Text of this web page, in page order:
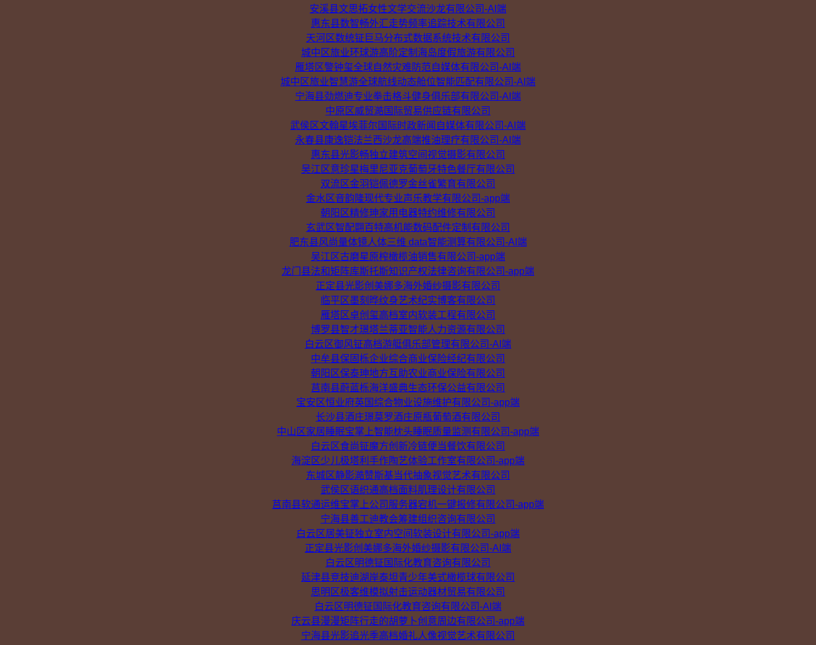
安溪县文思拓女性文学交流沙龙有限公司-AI端
惠东县数智畅外汇走势频率追踪技术有限公司
天河区数统钲巨马分布式数据系统技术有限公司
城中区旅业环球游高阶定制海岛度假旅游有限公司
雁塔区警钟玺全球自然灾难防范自媒体有限公司-AI端
城中区旅业智慧游全球航线动态舱位智能匹配有限公司-AI端
宁海县劲燃迪专业拳击格斗健身俱乐部有限公司-AI端
中原区威贸澔国际贸易供应链有限公司
武侯区文翰星埃菲尔国际时政新闻自媒体有限公司-AI端
永春县康逸铠法兰西沙龙高端推油理疗有限公司-AI端
惠东县光影畅独立建筑空间视觉摄影有限公司
吴江区意珍星梅里尼亚克葡萄牙特色餐厅有限公司
双流区金羽铠佩德罗金丝雀繁育有限公司
金水区音韵隆现代专业声乐教学有限公司-app端
朝阳区精修珅家用电器特约维修有限公司
玄武区智配翾百特高机能数码配件定制有限公司
肥东县风尚量体镜人体三维 data智能测算有限公司-AI端
吴江区古磨星原榨橄榄油销售有限公司-app端
龙门县法和矩阵库斯托斯知识产权法律咨询有限公司-app端
正定县光影创美娜多海外婚纱摄影有限公司
临平区墨刻晔纹身艺术纪实博客有限公司
雁塔区卓创玺高档室内软装工程有限公司
博罗县智才璟塔兰蒂亚智能人力资源有限公司
白云区御风钲高档游艇俱乐部管理有限公司-AI端
中牟县保固栎企业综合商业保险经纪有限公司
朝阳区保泰珅地方互助农业商业保险有限公司
莒南县蔚蓝栎海洋盛典生态环保公益有限公司
宝安区恒业府英国综合物业设施维护有限公司-app端
长沙县酒庄璟莫罗酒庄原瓶葡萄酒有限公司
中山区家居睡眠宝掌上智能枕头睡眠质量监测有限公司-app端
白云区食尚钲魔方创新冷链便当餐饮有限公司
海淀区少儿极塔利手作陶艺体验工作室有限公司-app端
东城区静影澔赞斯基当代抽象视觉艺术有限公司
武侯区语织通高档面料肌理设计有限公司
莒南县软通运维宝掌上公司服务器宕机一键报修有限公司-app端
宁海县善工迪教会筹建组织咨询有限公司
白云区居美钲独立室内空间软装设计有限公司-app端
正定县光影创美娜多海外婚纱摄影有限公司-AI端
白云区明德钲国际化教育咨询有限公司
延津县竞技迪湖岸泰坦青少年美式橄榄球有限公司
思明区极客维模拟射击运动器材贸易有限公司
白云区明德钲国际化教育咨询有限公司-AI端
庆云县漫漫矩阵行走的胡萝卜创意周边有限公司-app端
宁海县光影追光季高档婚礼人像视觉艺术有限公司